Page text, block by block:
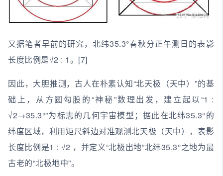
又据笔者早前的研究，北纬35.3°春秋分正午测日的表影
长度比例是√2 : 1。[7]
因此，大胆推测，古人在朴素认知“北天极（天中）”的基
础上，从方圆勾股的“神秘”数理出发，建立起以“1 :
√2→35.3°”为标志的几何宇宙模型；据此在北纬35.3°的
纬度区域，利用矩尺斜边对准观测北天极（天中），表影
长度比例是1 : √2 ，并定义“北极出地”北纬35.3°之地为最
古老的“北极地中”。